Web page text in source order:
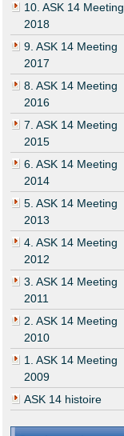
10. ASK 14 Meeting
2018
9. ASK 14 Meeting
2017
8. ASK 14 Meeting
2016
7. ASK 14 Meeting
2015
6. ASK 14 Meeting
2014
5. ASK 14 Meeting
2013
4. ASK 14 Meeting
2012
3. ASK 14 Meeting
2011
2. ASK 14 Meeting
2010
1. ASK 14 Meeting
2009
ASK 14 histoire